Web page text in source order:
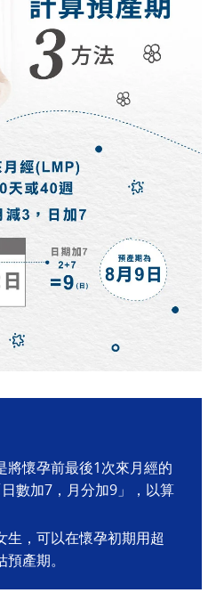
將懷孕前最後1次來月經的
數加7，月分加9」，以算
生，可以在懷孕初期用超
產期。